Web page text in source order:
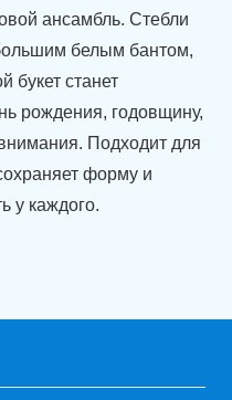
ансамбль. Стебли
белым бантом,
букет станет
рождения, годовщину,
Подходит для
форму и
у каждого.